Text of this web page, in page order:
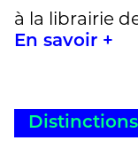
à la librairie
En savoir +
Distinctions